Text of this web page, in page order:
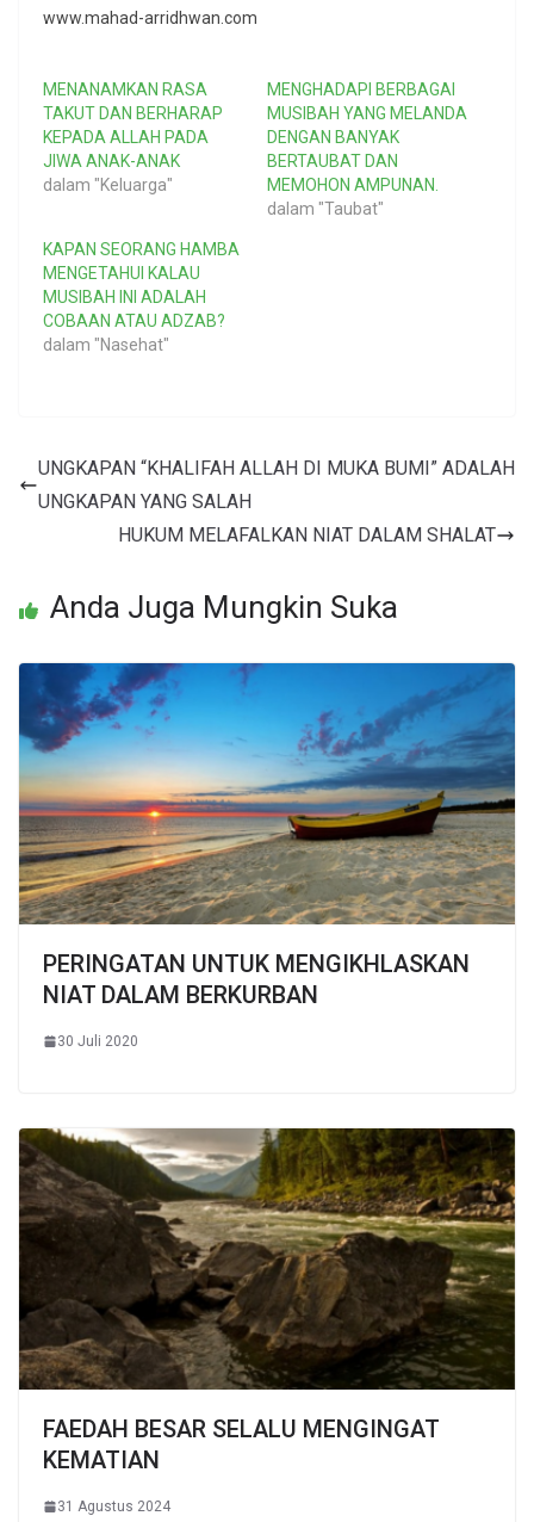
www.mahad-arridhwan.com
MENANAMKAN RASA
TAKUT DAN BERHARAP
KEPADA ALLAH PADA
JIWA ANAK-ANAK
dalam "Keluarga"
MENGHADAPI BERBAGAI
MUSIBAH YANG MELANDA
DENGAN BANYAK
BERTAUBAT DAN
MEMOHON AMPUNAN.
dalam "Taubat"
KAPAN SEORANG HAMBA
MENGETAHUI KALAU
MUSIBAH INI ADALAH
COBAAN ATAU ADZAB?
dalam "Nasehat"
UNGKAPAN “KHALIFAH ALLAH DI MUKA BUMI” ADALAH
UNGKAPAN YANG SALAH
HUKUM MELAFALKAN NIAT DALAM SHALAT
Anda Juga Mungkin Suka
PERINGATAN UNTUK MENGIKHLASKAN
NIAT DALAM BERKURBAN
30 Juli 2020
FAEDAH BESAR SELALU MENGINGAT
KEMATIAN
31 Agustus 2024